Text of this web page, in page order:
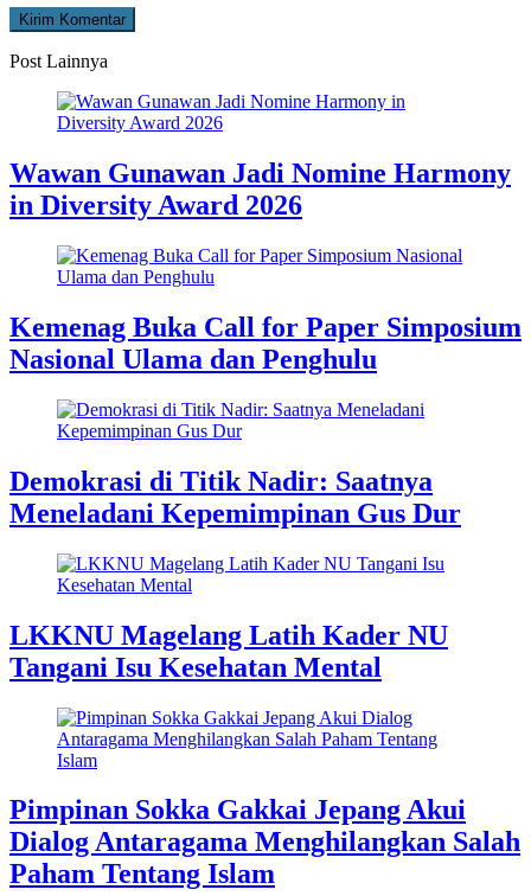
Post Lainnya
Wawan Gunawan Jadi Nomine Harmony
in Diversity Award 2026
Kemenag Buka Call for Paper Simposium
Nasional Ulama dan Penghulu
Demokrasi di Titik Nadir: Saatnya
Meneladani Kepemimpinan Gus Dur
LKKNU Magelang Latih Kader NU
Tangani Isu Kesehatan Mental
Pimpinan Sokka Gakkai Jepang Akui
Dialog Antaragama Menghilangkan Salah
Paham Tentang Islam